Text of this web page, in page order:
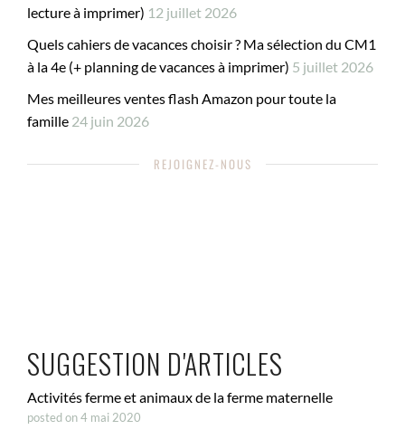
lecture à imprimer) 12 juillet 2026
Quels cahiers de vacances choisir ? Ma sélection du CM1
à la 4e (+ planning de vacances à imprimer) 5 juillet 2026
Mes meilleures ventes flash Amazon pour toute la
famille 24 juin 2026
REJOIGNEZ-NOUS
SUGGESTION D'ARTICLES
Activités ferme et animaux de la ferme maternelle
posted on 4 mai 2020